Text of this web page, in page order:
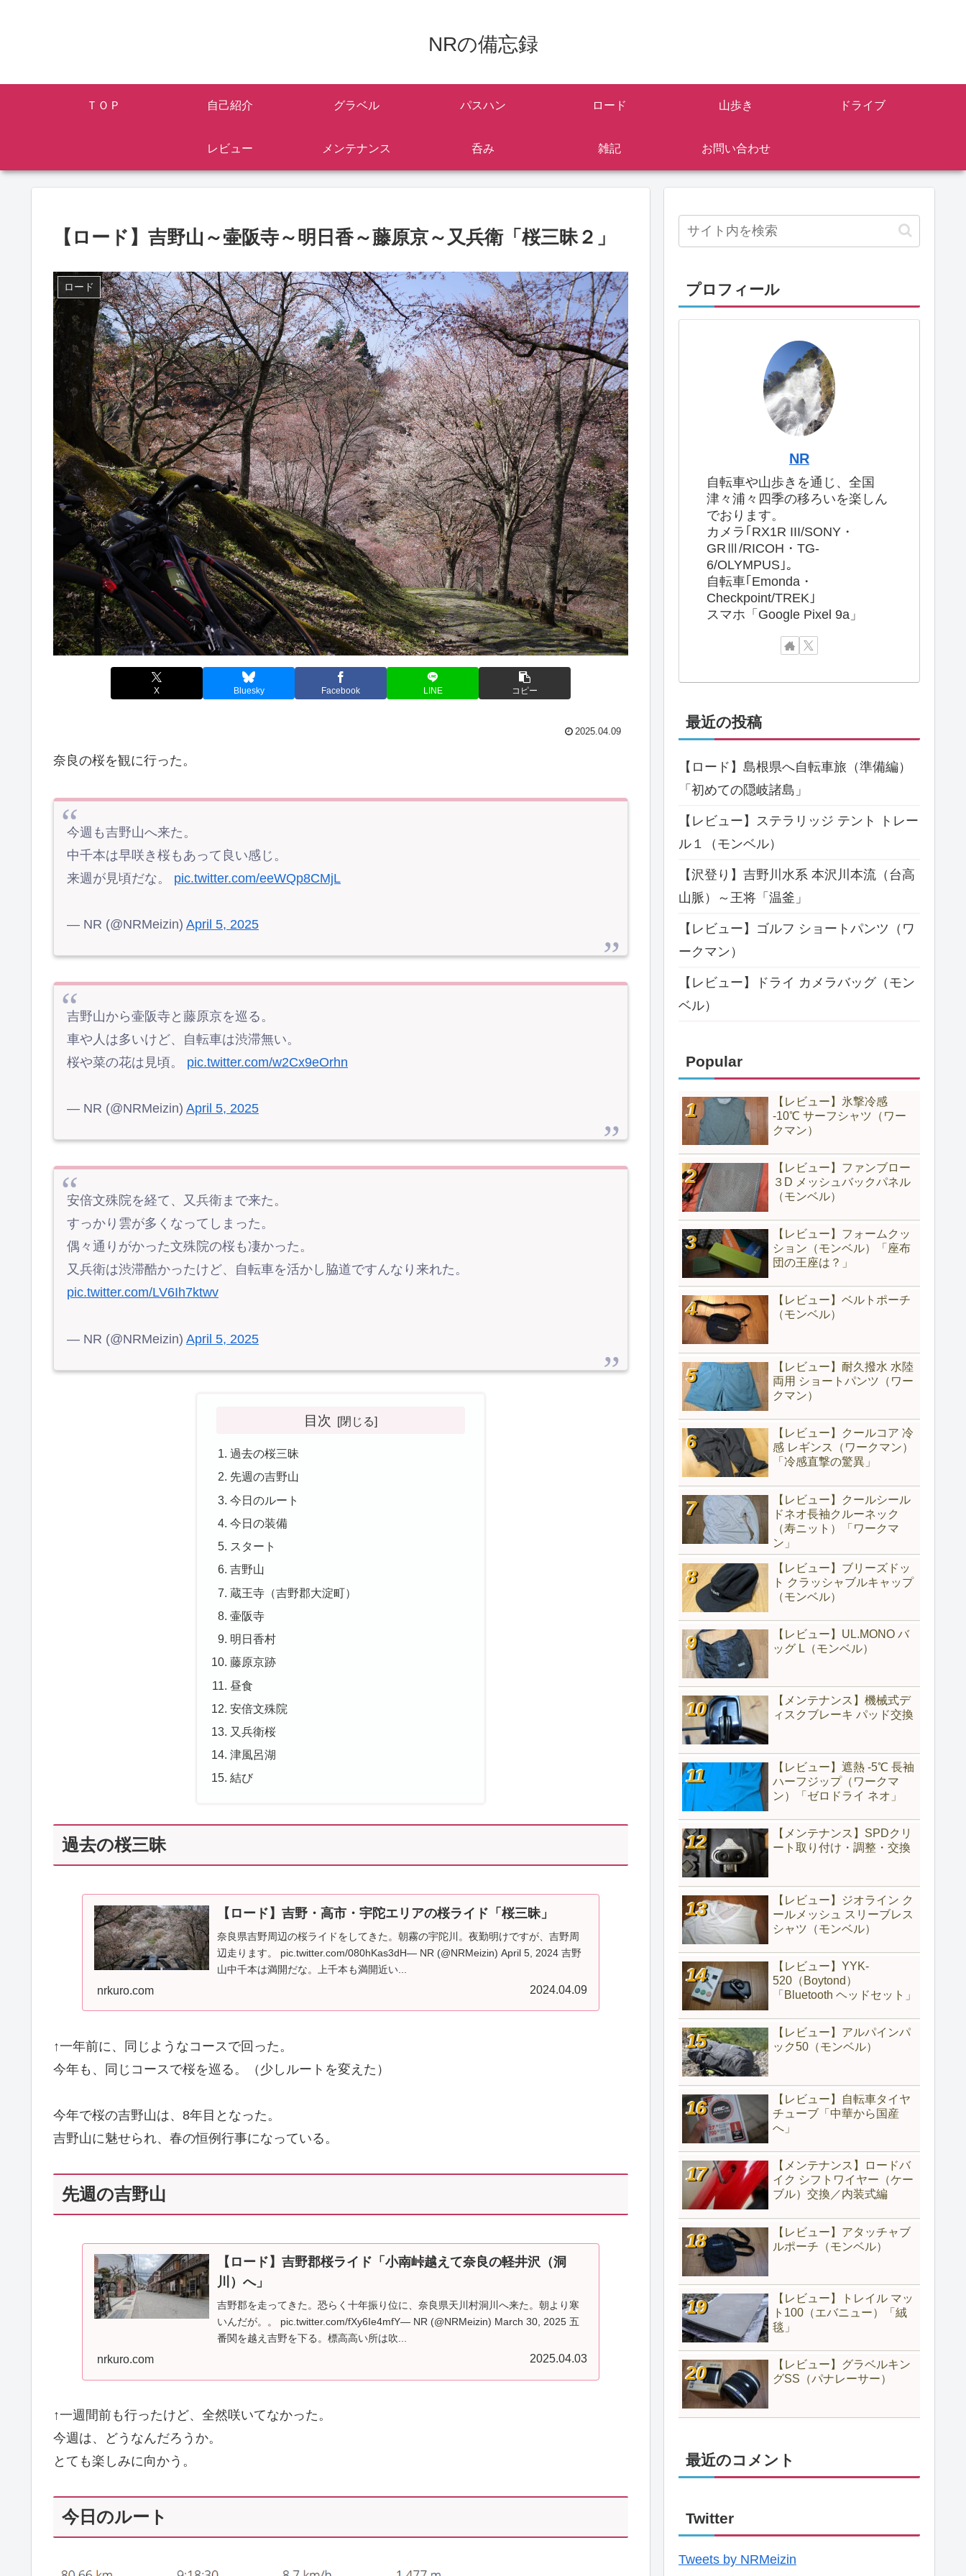
NRの備忘録
ＴＯＰ 自己紹介 グラベル パスハン ロード 山歩き ドライブ
レビュー メンテナンス 呑み 雑記 お問い合わせ
【ロード】吉野山～壷阪寺～明日香～藤原京～又兵衛「桜三昧２」
ロード
X Bluesky Facebook LINE コピー
2025.04.09
奈良の桜を観に行った。
今週も吉野山へ来た。
中千本は早咲き桜もあって良い感じ。
来週が見頃だな。 pic.twitter.com/eeWQp8CMjL
— NR (@NRMeizin) April 5, 2025
吉野山から壷阪寺と藤原京を巡る。
車や人は多いけど、自転車は渋滞無い。
桜や菜の花は見頃。 pic.twitter.com/w2Cx9eOrhn
— NR (@NRMeizin) April 5, 2025
安倍文殊院を経て、又兵衛まで来た。
すっかり雲が多くなってしまった。
偶々通りがかった文殊院の桜も凄かった。
又兵衛は渋滞酷かったけど、自転車を活かし脇道ですんなり来れた。
pic.twitter.com/LV6Ih7ktwv
— NR (@NRMeizin) April 5, 2025
目次
過去の桜三昧
先週の吉野山
今日のルート
今日の装備
スタート
吉野山
蔵王寺（吉野郡大淀町）
壷阪寺
明日香村
藤原京跡
昼食
安倍文殊院
又兵衛桜
津風呂湖
結び
過去の桜三昧
【ロード】吉野・高市・宇陀エリアの桜ライド「桜三昧」
奈良県吉野周辺の桜ライドをしてきた。朝霧の宇陀川。夜勤明けですが、吉野周
辺走ります。 pic.twitter.com/080hKas3dH— NR (@NRMeizin) April 5, 2024 吉野
山中千本は満開だな。上千本も満開近い...
nrkuro.com 2024.04.09
↑一年前に、同じようなコースで回った。
今年も、同じコースで桜を巡る。（少しルートを変えた）
今年で桜の吉野山は、8年目となった。
吉野山に魅せられ、春の恒例行事になっている。
先週の吉野山
【ロード】吉野郡桜ライド「小南峠越えて奈良の軽井沢（洞
川）へ」
吉野郡を走ってきた。恐らく十年振り位に、奈良県天川村洞川へ来た。朝より寒
いんだが。。 pic.twitter.com/fXy6Ie4mfY— NR (@NRMeizin) March 30, 2025 五
番関を越え吉野を下る。標高高い所は吹...
nrkuro.com 2025.04.03
↑一週間前も行ったけど、全然咲いてなかった。
今週は、どうなんだろうか。
とても楽しみに向かう。
今日のルート
プロフィール
NR
自転車や山歩きを通じ、全国
津々浦々四季の移ろいを楽しん
でおります。
カメラ｢RX1R III/SONY・
GRⅢ/RICOH・TG-
6/OLYMPUS｣。
自転車｢Emonda・
Checkpoint/TREK｣
スマホ「Google Pixel 9a」
最近の投稿
【ロード】島根県へ自転車旅（準備編）
「初めての隠岐諸島」
【レビュー】ステラリッジ テント トレー
ル１（モンベル）
【沢登り】吉野川水系 本沢川本流（台高
山脈）～王将「温釜」
【レビュー】ゴルフ ショートパンツ（ワ
ークマン）
【レビュー】ドライ カメラバッグ（モン
ベル）
Popular
【レビュー】氷撃冷感
-10℃ サーフシャツ（ワー
クマン）
【レビュー】ファンブロー
３D メッシュバックパネル
（モンベル）
【レビュー】フォームクッ
ション（モンベル）「座布
団の王座は？」
【レビュー】ベルトポーチ
（モンベル）
【レビュー】耐久撥水 水陸
両用 ショートパンツ（ワー
クマン）
【レビュー】クールコア 冷
感 レギンス（ワークマン）
「冷感直撃の驚異」
【レビュー】クールシール
ドネオ長袖クルーネック
（寿ニット）「ワークマ
ン」
【レビュー】ブリーズドッ
ト クラッシャブルキャップ
（モンベル）
【レビュー】UL.MONO バ
ッグ L（モンベル）
【メンテナンス】機械式デ
ィスクブレーキ パッド交換
【レビュー】遮熱 -5℃ 長袖
ハーフジップ（ワークマ
ン）「ゼロドライ ネオ」
【メンテナンス】SPDクリ
ート取り付け・調整・交換
【レビュー】ジオライン ク
ールメッシュ スリーブレス
シャツ（モンベル）
【レビュー】YYK-
520（‎Boytond）
「Bluetooth ヘッドセット」
【レビュー】アルパインパ
ック50（モンベル）
【レビュー】自転車タイヤ
チューブ「中華から国産
へ」
【メンテナンス】ロードバ
イク シフトワイヤー（ケー
ブル）交換／内装式編
【レビュー】アタッチャブ
ルポーチ（モンベル）
【レビュー】トレイル マッ
ト100（エバニュー）「絨
毯」
【レビュー】グラベルキン
グSS（パナレーサー）
最近のコメント
Twitter
Tweets by NRMeizin